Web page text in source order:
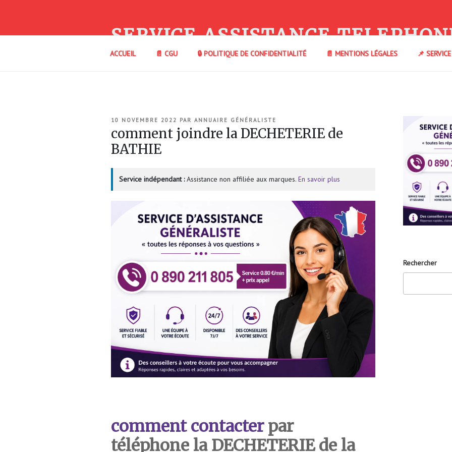
SERVICE ASSISTANCE
ACCUEIL 📄 CGU 🔒 POLITIQUE DE CONFIDENTIALITÉ 📄 MENTIONS LÉGALES 📌
PUBLIÉ
10 NOVEMBRE 2022 PAR ANNUAIRE GÉNÉRALISTE
comment joindre la DECHETERIE de
BATHIE
Service indépendant :Assistance non affiliée aux marques. En savoir plus
comment contacterpar
téléphone la DECHETERIE de la
Rechercher